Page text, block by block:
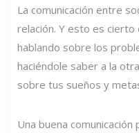
La comunicación entre
relación. Y esto es cierto
hablando sobre los
haciéndole saber a la
sobre tus sueños y
Una buena